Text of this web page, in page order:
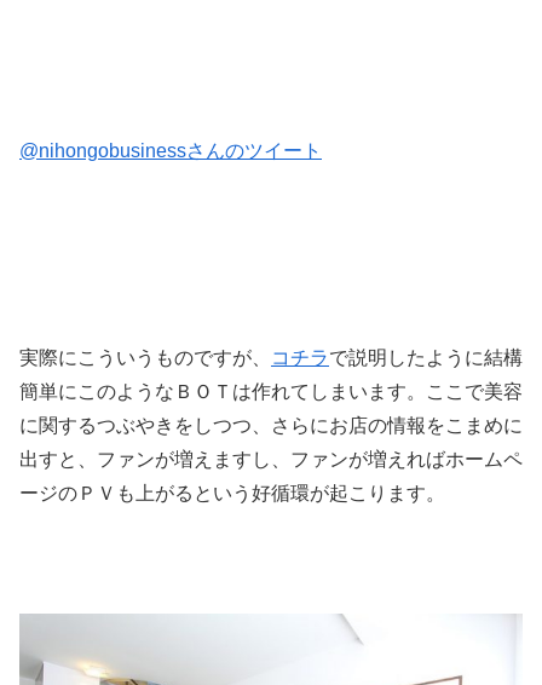
@nihongobusinessさんのツイート
実際にこういうものですが、 コチラで説明したように結構
簡単にこのようなＢＯＴは作れてしまいます。ここで美容
に関するつぶやきをしつつ、さらにお店の情報をこまめに
出すと、ファンが増えますし、ファンが増えればホームペ
ージのＰＶも上がるという好循環が起こります。